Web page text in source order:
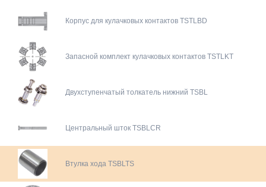
Корпус для кулачковых контактов TSTLBD
Запасной комплект кулачковых контактов TSTLKT
Двухступенчатый толкатель нижний TSBL
Центральный шток TSBLCR
Втулка хода TSBLTS